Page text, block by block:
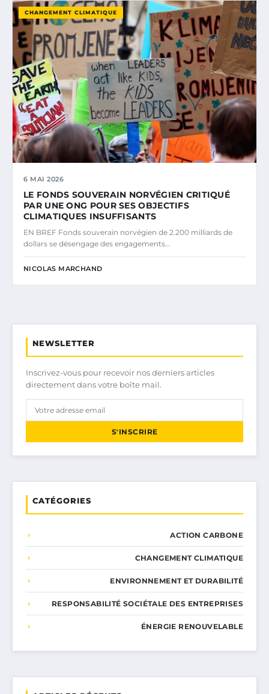
CHANGEMENT CLIMATIQUE
6 MAI 2026
LE FONDS SOUVERAIN NORVÉGIEN CRITIQUÉ
PAR UNE ONG POUR SES OBJECTIFS
CLIMATIQUES INSUFFISANTS
EN BREF Fonds souverain norvégien de 2.200 milliards de
dollars se désengage des engagements…
NICOLAS MARCHAND
NEWSLETTER
Inscrivez-vous pour recevoir nos derniers articles
directement dans votre boîte mail.
S'INSCRIRE
CATÉGORIES
ACTION CARBONE
CHANGEMENT CLIMATIQUE
ENVIRONNEMENT ET DURABILITÉ
RESPONSABILITÉ SOCIÉTALE DES ENTREPRISES
ÉNERGIE RENOUVELABLE